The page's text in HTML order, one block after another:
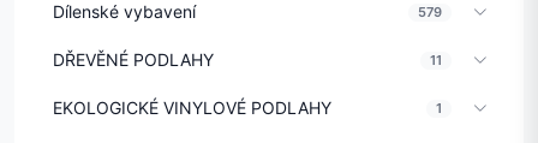
Dílenské vybavení 579
DŘEVĚNÉ PODLAHY 11
EKOLOGICKÉ VINYLOVÉ PODLAHY 1